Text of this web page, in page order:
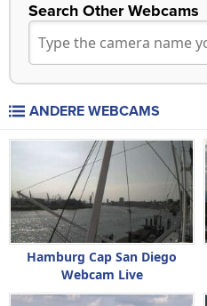
Search Other Webcams
ANDERE WEBCAMS
Hamburg Cap San Diego
Webcam Live